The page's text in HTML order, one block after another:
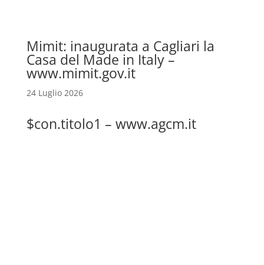
Mimit: inaugurata a Cagliari la
Casa del Made in Italy –
www.mimit.gov.it
24 Luglio 2026
$con.titolo1 – www.agcm.it